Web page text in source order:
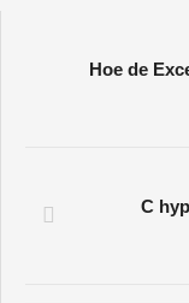
Hoe de
C